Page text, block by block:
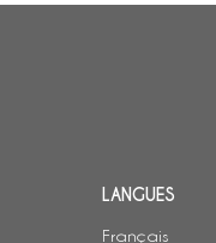
LANGUES
Français